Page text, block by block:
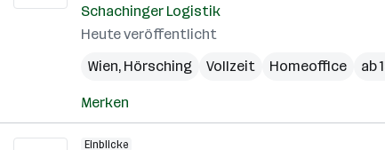
Schachinger Logistik
Heute veröffentlicht
Wien, Hörsching Vollzeit Homeoffice ab
Merken
Einblicke